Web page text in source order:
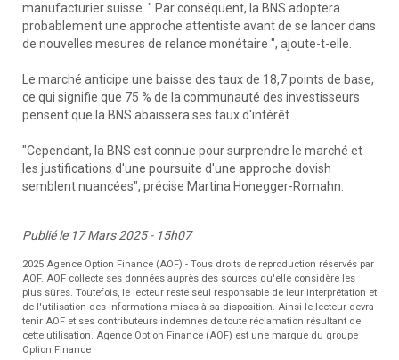
manufacturier suisse. " Par conséquent, la BNS adoptera
probablement une approche attentiste avant de se lancer dans
de nouvelles mesures de relance monétaire ", ajoute-t-elle.
Le marché anticipe une baisse des taux de 18,7 points de base,
ce qui signifie que 75 % de la communauté des investisseurs
pensent que la BNS abaissera ses taux d'intérêt.
"Cependant, la BNS est connue pour surprendre le marché et
les justifications d'une poursuite d'une approche dovish
semblent nuancées", précise Martina Honegger-Romahn.
Publié le 17 Mars 2025 - 15h07
2025 Agence Option Finance (AOF) - Tous droits de reproduction réservés par
AOF. AOF collecte ses données auprès des sources qu'elle considère les
plus sûres. Toutefois, le lecteur reste seul responsable de leur interprétation et
de l'utilisation des informations mises à sa disposition. Ainsi le lecteur devra
tenir AOF et ses contributeurs indemnes de toute réclamation résultant de
cette utilisation. Agence Option Finance (AOF) est une marque du groupe
Option Finance